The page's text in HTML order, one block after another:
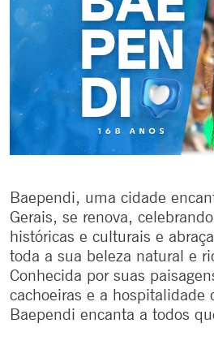
Baependi, uma cidade
Gerais, se renova,
históricas e culturais e
toda a sua beleza natural e
Conhecida por suas
cachoeiras e a hospitalidade
Baependi encanta a todos